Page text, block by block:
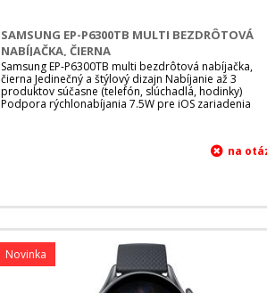
SAMSUNG EP-P6300TB MULTI BEZDRÔTOVÁ
NABÍJAČKA, ČIERNA
Samsung EP-P6300TB multi bezdrôtová nabíjačka,
čierna Jedinečný a štýlový dizajn Nabíjanie až 3
produktov súčasne (telefón, slúchadlá, hodinky)
Podpora rýchlonabíjania 7.5W pre iOS zariadenia
Novinka